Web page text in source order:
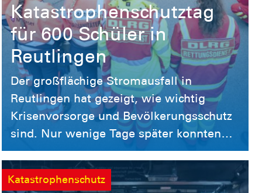
Katastrophenschutztag
für 600 Schüler in
Reutlingen
Der großflächige Stromausfall in
Reutlingen hat gezeigt, wie wichtig
Krisenvorsorge und Bevölkerungsschutz
sind. Nur wenige Tage später konnten
rund 600 Schülerinnen und Schüler aus
23 sechsten Klassen beim Aktionstag
„Katastrophenschutz an Schulen“
Katastrophenschutz